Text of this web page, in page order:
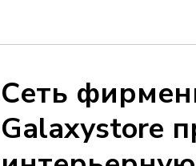
Сеть
Galaxystore